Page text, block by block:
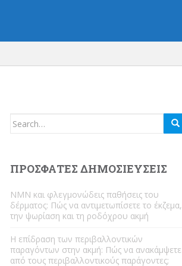
Ψάχνω
ΠΡΌΣΦΑΤΕΣ ΔΗΜΟΣΙΕΎΣΕΙΣ
NMN και φλεγμονώδεις παθήσεις του
δέρματος: Πώς να αντιμετωπίσετε το έκζεμα,
την ψωρίαση και τη ροδόχρου ακμή
Η επίδραση των περιβαλλοντικών
παραγόντων στην ακμή: Πώς να ανακάμψετε
από τους περιβαλλοντικούς παράγοντες;